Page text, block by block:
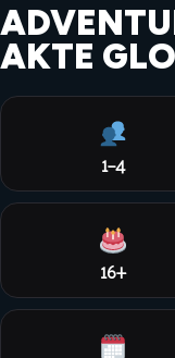
AKTE
1–4
16+